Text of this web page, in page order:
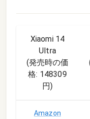
Xiaomi 14
Ultra
(発売時の価
格: 148309
円)
Amazon